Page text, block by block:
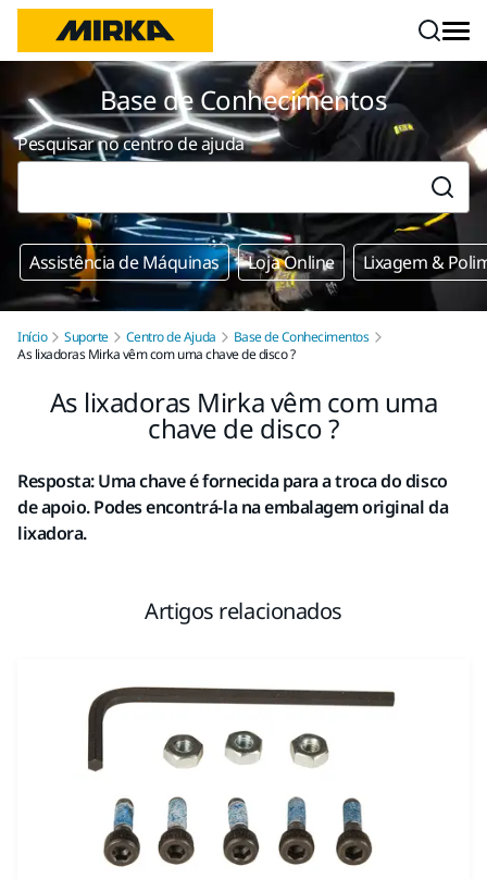
Base de Conhecimentos
Pesquisar no centro de ajuda
Assistência de Máquinas Loja Online Lixagem &
Início Suporte Centro de Ajuda
Base de Conhecimentos
As lixadoras Mirka vêm com uma chave de disco ?
As lixadoras Mirka vêm com uma
chave de disco ?
Resposta: Uma chave é fornecida para a troca do disco
de apoio. Podes encontrá-la na embalagem original da
lixadora.
Artigos relacionados